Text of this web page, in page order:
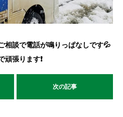
相談で電話が鳴りっぱなしです💦
張ります❗
次の記事